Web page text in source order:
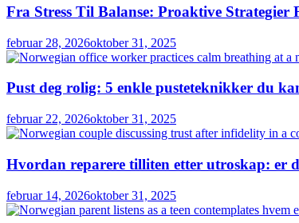
Fra Stress Til Balanse: Proaktive
februar 28, 2026oktober 31, 2025
Pust deg rolig: 5 enkle pusteteknikker du
februar 22, 2026oktober 31, 2025
Hvordan reparere tilliten etter utroskap: er
februar 14, 2026oktober 31, 2025